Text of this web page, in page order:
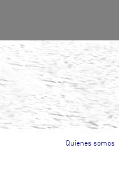
Quienes somos